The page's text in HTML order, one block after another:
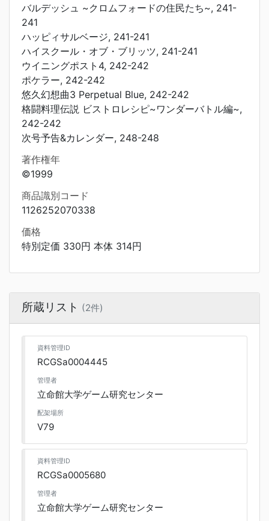
バルデッシュ ~クロムフォードの住民たち~, 241-
241
ハッピィサルベージ, 241-241
ハイスクール・オブ・ブリッツ, 241-241
ウイニングポスト4, 242-242
ポケラー, 242-242
悠久幻想曲3 Perpetual Blue, 242-242
格闘料理伝説 ビストロレシピ~ワンダーバトル編~,
242-242
次号予告&カレンダー, 248-248
著作権年
©1999
商品識別コード
1126252070338
価格
特別定価 330円 本体 314円
所蔵リスト (2件)
資料管理ID
RCGSa0004445
管理者
立命館大学ゲーム研究センター
配架場所
V79
資料管理ID
RCGSa0005680
管理者
立命館大学ゲーム研究センター